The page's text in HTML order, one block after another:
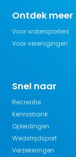
Ontdek meer
Voor watersporters
Voor verenigingen
Snel naar
Recreatie
Kennisbank
Opleidingen
Wedstrijdsport
Verzekeringen